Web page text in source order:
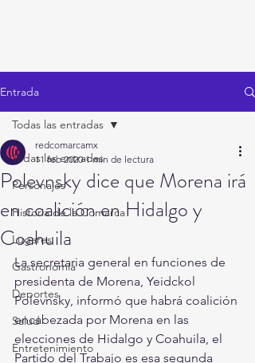
Entrada
Todas las entradas
Personajes
Historia de la Comarca
Lugares
Gastronomía
Deportes
Salud
Entretenimiento
Todas las entradas
Polevnsky dice que Morena irá
en coalición en Hidalgo y
Coahuila
redcomarcamx
11 feb 2020 1 min de lectura
La secretaria general en funciones de
presidenta de Morena, Yeidckol
Polevnsky, informó que habrá coalición
encabezada por Morena en las
elecciones de Hidalgo y Coahuila, el
Partido del Trabajo es esa segunda